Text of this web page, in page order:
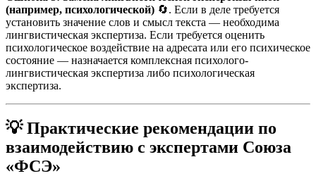
(например, психологической) 🔄. Если в деле требуется
установить значение слов и смысл текста — необходима
лингвистическая экспертиза. Если требуется оценить
психологическое воздействие на адресата или его психическое
состояние — назначается комплексная психолого-
лингвистическая экспертиза либо психологическая
экспертиза.
💡Практические рекомендации по
взаимодействию с экспертами Союза
«ФСЭ»